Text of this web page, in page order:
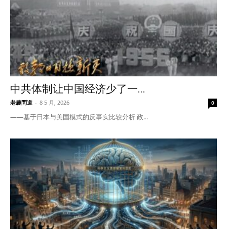
中共体制让中国经济少了一...
老農問道 - 8 5 月, 2026 0
——基于日本与美国模式的反事实比较分析 政...